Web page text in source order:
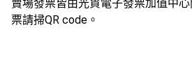
賣場發票皆由光貿電子發票加值中
票請掃QR code。